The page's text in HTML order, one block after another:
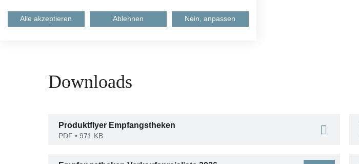
Downloads
Produktflyer Empfangstheken
PDF • 971 KB
Alle akzeptieren Ablehnen Nein, anpassen